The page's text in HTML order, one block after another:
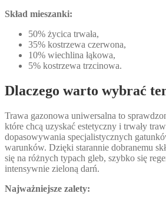
Skład mieszanki:
50% życica trwała,
35% kostrzewa czerwona,
10% wiechlina łąkowa,
5% kostrzewa trzcinowa.
Dlaczego warto wybrać
Trawa gazonowa uniwersalna to
które chcą uzyskać estetyczny i trwały
dopasowywania specjalistycznych
warunków. Dzięki starannie dobranemu
się na różnych typach gleb, szybko się
intensywnie zieloną darń.
Najważniejsze zalety: